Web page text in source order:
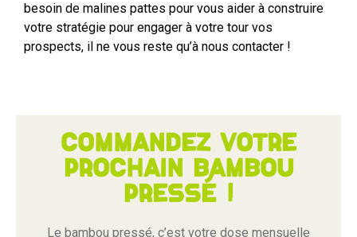
besoin de malines pattes pour vous aider à construire
votre stratégie pour engager à votre tour vos
prospects, il ne vous reste qu’à nous contacter !
Commandez votre
prochain bambou
pressé !
Le bambou pressé, c’est votre dose mensuelle